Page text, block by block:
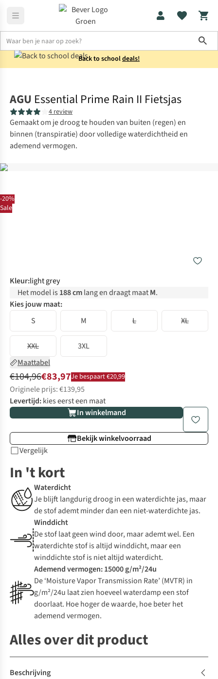
Back to schooldeals!
-20%
Sale
AGU Essential Prime Rain II Fietsjas
4 review
Gemaakt om je droog te houden van buiten (regen) en
binnen (transpiratie) door volledige waterdichtheid en
ademend vermogen.
Kleur:light grey
Het model is 188 cmlang en draagt maatM.
Kies jouw maat:
S
M L XL
XXL
3XL
Maattabel
€104,96€83,97Je bespaart €20,99
Originele prijs: €139,95
Levertijd:kies eerst een maat
In winkelmand
Bekijk winkelvoorraad
Vergelijk
In 't kort
Waterdicht
Je blijft langdurig droog in een waterdichte jas, maar
de stof ademt minder dan een niet-waterdichte jas.
Winddicht
De stof laat geen wind door, maar ademt wel. Een
waterdichte stof is altijd winddicht, maar een
winddichte stof is niet altijd waterdicht.
Ademend vermogen: 15000 g/m²/24u
De ‘Moisture Vapor Transmission Rate’ (MVTR) in
g/m²/24u laat zien hoeveel waterdamp een stof
doorlaat. Hoe hoger de waarde, hoe beter het
ademend vermogen.
Alles over dit product
Beschrijving